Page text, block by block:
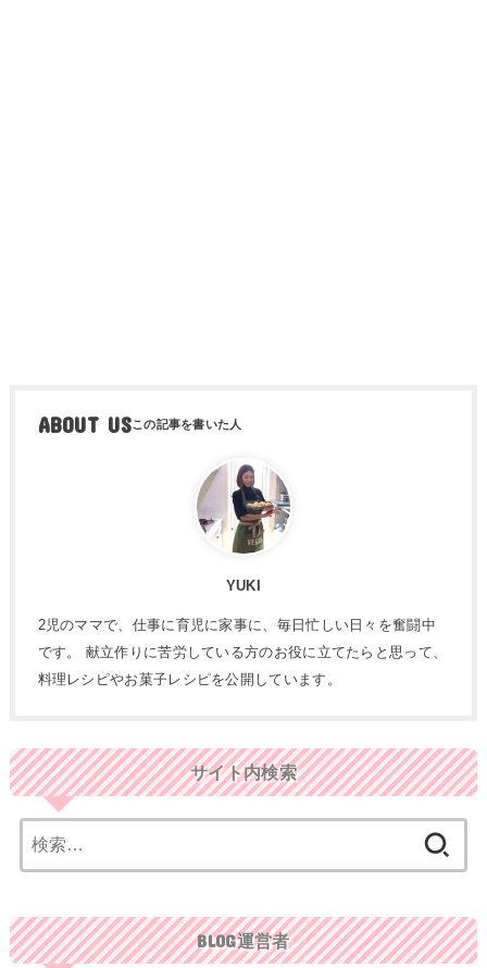
ABOUT US
YUKI
2児のママで、仕事に育児に家事に、毎日忙しい日々を奮闘中
です。 献立作りに苦労している方のお役に立てたらと思って、
料理レシピやお菓子レシピを公開しています。
サイト内検索
索:
BLOG運営者